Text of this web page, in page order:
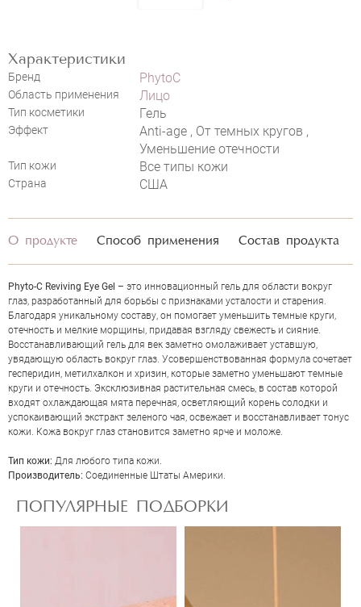
Характеристики
Бренд PhytoC
Область применения Лицо
Тип косметики Гель
Эффект
Anti-age , От темных кругов ,
Уменьшение отечности
Тип кожи Все типы кожи
Страна США
ОЦЕНКА
Отправить
О продукте Способ применения Состав продукта
Phyto-C Reviving Eye Gel – это инновационный гель для области вокруг
глаз, разработанный для борьбы с признаками усталости и старения.
Благодаря уникальному составу, он помогает уменьшить темные круги,
отечность и мелкие морщины, придавая взгляду свежесть и сияние.
Восстанавливающий гель для век заметно омолаживает уставшую,
увядающую область вокруг глаз. Усовершенствованная формула сочетает
гесперидин, метилхалкон и хризин, которые заметно уменьшают темные
круги и отечность. Эксклюзивная растительная смесь, в состав которой
входят охлаждающая мята перечная, осветляющий корень солодки и
успокаивающий экстракт зеленого чая, освежает и восстанавливает тонус
кожи. Кожа вокруг глаз становится заметно ярче и моложе.
Тип кожи: Для любого типа кожи.
Производитель: Соединенные Штаты Америки.
ПОПУЛЯРНЫЕ ПОДБОРКИ